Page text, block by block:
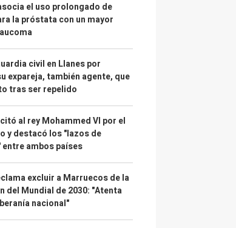
el uso prolongado de
la próstata con un mayor
civil en Llanes por
expareja, también agente, que
tras ser repelido
al rey Mohammed VI por el
y destacó los "lazos de
ambos países
excluir a Marruecos de la
del Mundial de 2030: "Atenta
nacional"